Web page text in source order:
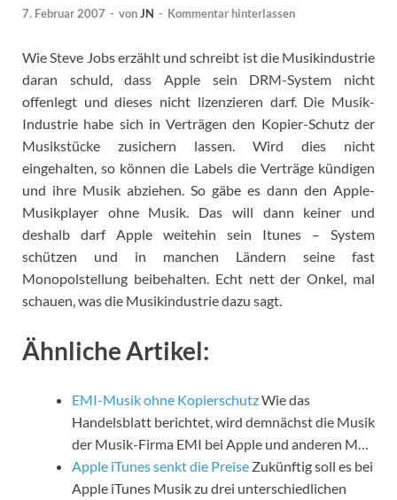
7. Februar 2007 - vonJN - Kommentar hinterlassen
Wie Steve Jobs erzählt und schreibt ist die Musikindustrie
daran schuld, dass Apple sein DRM-System nicht
offenlegt und dieses nicht lizenzieren darf. Die Musik-
Industrie habe sich in Verträgen den Kopier-Schutz der
Musikstücke zusichern lassen. Wird dies nicht
eingehalten, so können die Labels die Verträge kündigen
und ihre Musik abziehen. So gäbe es dann den Apple-
Musikplayer ohne Musik. Das will dann keiner und
deshalb darf Apple weitehin sein Itunes – System
schützen und in manchen Ländern seine fast
Monopolstellung beibehalten. Echt nett der Onkel, mal
schauen, was die Musikindustrie dazu sagt.
Ähnliche Artikel:
EMI-Musik ohne KopierschutzWie das
Handelsblatt berichtet, wird demnächst die Musik
der Musik-Firma EMI bei Apple und anderen M…
Apple iTunes senkt die Preise Zukünftig soll es bei
Apple iTunes Musik zu drei unterschiedlichen